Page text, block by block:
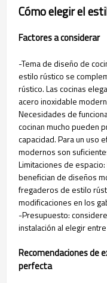
Cómo elegir el
Factores a considerar
-Tema de diseño de
estilo rústico se
rústico. Las cocinas
acero inoxidable
Necesidades de
cocinan mucho pueden
capacidad. Para un uso
modernos son
Limitaciones de
benefician de diseños
fregaderos de estilo
modificaciones en los
-Presupuesto:
instalación al elegir
Recomendaciones de
perfecta